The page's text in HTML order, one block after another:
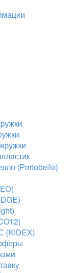
(Portobello)
(KIDEX)